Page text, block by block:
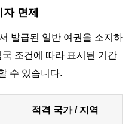
면제
발급된 일반 여권을 소지하
조건에 따라 표시된 기간
수 있습니다.
적격 국가 / 지역